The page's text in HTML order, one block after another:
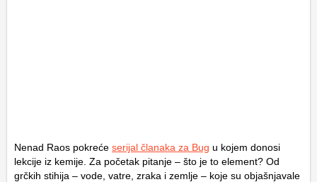
Nenad Raos pokreće serijal članaka za Bug u kojem donosi
lekcije iz kemije. Za početak pitanje – što je to element? Od
grčkih stihija – vode, vatre, zraka i zemlje – koje su objašnjavale